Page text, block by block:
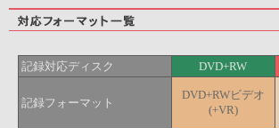
記録対応ディスク DVD+RW
記録フォーマット
DVD+RWビデオ
(+VR)